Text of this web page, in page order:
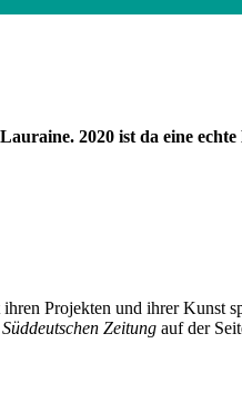
2020 ist da eine
Projekten und ihrer Kunst
Süddeutschen Zeitung auf der